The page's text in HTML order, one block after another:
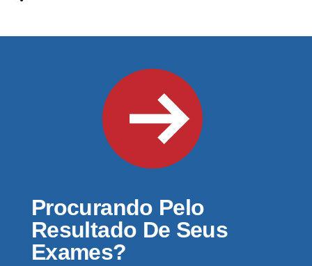
Procurando Pelo
Resultado De Seus
Exames?